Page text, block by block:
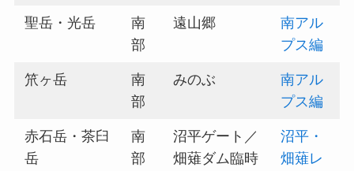
聖岳・光岳
南
部
遠山郷
南アル
プス編
笊ヶ岳
南
部
みのぶ
南アル
プス編
赤石岳・茶臼
岳
南
部
沼平ゲート／
畑薙ダム臨時
沼平・
畑薙レ